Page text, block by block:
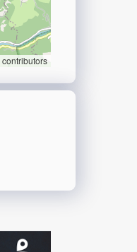
contributors